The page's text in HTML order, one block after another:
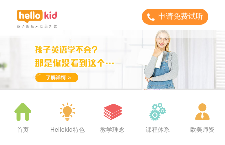
申请免费试听
首页 Hellokid特色 教学理念 课程体系 欧美师资